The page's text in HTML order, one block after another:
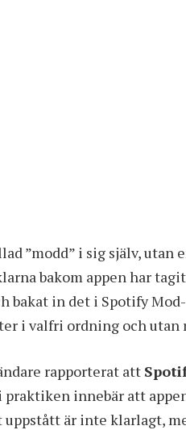
”modd” i sig själv, utan
bakom appen har
bakat in det i Spotify
i valfri ordning och utan
rapporterat att
innebär att
uppstått är inte klarlagt,